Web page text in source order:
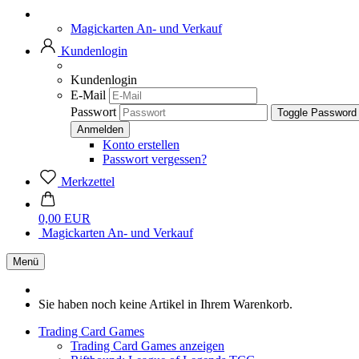
Magickarten An- und Verkauf
Kundenlogin
Kundenlogin
E-Mail
Passwort
Toggle
Konto erstellen
Passwort vergessen?
Merkzettel
0,00 EUR
Magickarten An- und Verkauf
Menü
Sie haben noch keine Artikel in Ihrem Warenkorb.
Trading Card Games
Trading Card Games anzeigen